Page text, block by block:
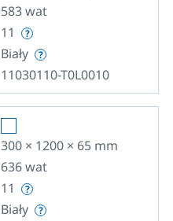
583wat
11
Biały
11030110-T0L0010
300 × 1200 × 65 mm
636wat
11
Biały